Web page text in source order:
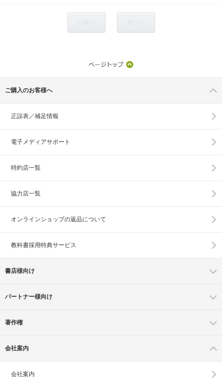
ご購入のお客様へ
正誤表／補足情報
電子メディアサポート
特約店一覧
協力店一覧
オンラインショップの返品について
教科書採用特典サービス
書店様向け
パートナー様向け
著作権
会社案内
会社案内